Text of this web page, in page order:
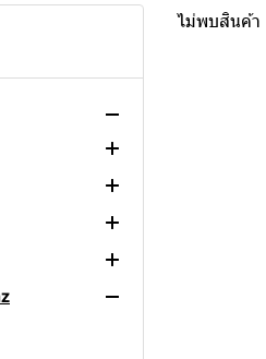
ไม่พบสินค้า